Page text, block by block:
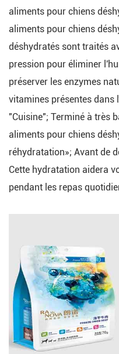
aliments pour chiens
aliments pour chiens
déshydratés sont traités
pression pour éliminer
préserver les enzymes
vitamines présentes dans
"Cuisine"; Terminé à très
aliments pour chiens
réhydratation»; Avant de
Cette hydratation aidera
pendant les repas